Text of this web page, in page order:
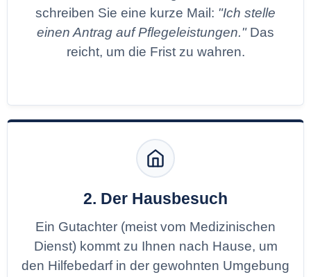
schreiben Sie eine kurze Mail: "Ich stelle
einen Antrag auf Pflegeleistungen."Das
reicht, um die Frist zu wahren.
2. Der Hausbesuch
Ein Gutachter (meist vom Medizinischen
Dienst) kommt zu Ihnen nach Hause, um
den Hilfebedarf in der gewohnten Umgebung